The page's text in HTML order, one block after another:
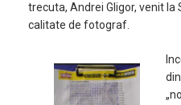
trecuta, Andrei Gligor, venit
calitate de fotograf.